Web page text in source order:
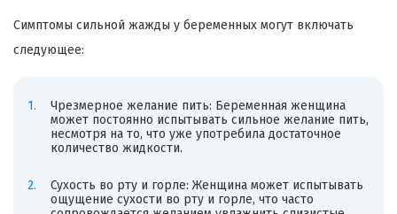
Симптомы сильной жажды у беременных могут включать
следующее:
Чрезмерное желание пить: Беременная женщина
может постоянно испытывать сильное желание пить,
несмотря на то, что уже употребила достаточное
количество жидкости.
Сухость во рту и горле: Женщина может испытывать
ощущение сухости во рту и горле, что часто